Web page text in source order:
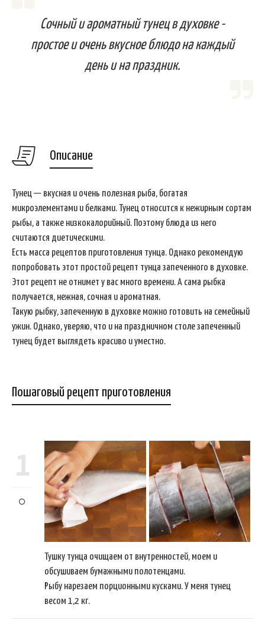
Сочный и ароматный тунец в духовке -
простое и очень вкусное блюдо на каждый
день и на праздник.
Описание
Тунец — вкусная и очень полезная рыба, богатая
микроэлементами и белками. Тунец относится к нежирным сортам
рыбы, а также низкокалорийный. Поэтому блюда из него
считаются диетическими.
Есть масса рецептов приготовления тунца. Однако рекомендую
попробовать этот простой рецепт тунца запеченного в духовке.
Этот рецепт не отнимет у вас много времени. А сама рыбка
получается, нежная, сочная и ароматная.
Такую рыбку, запеченную в духовке можно готовить на семейный
ужин. Однако, уверяю, что и на праздничном столе запеченный
тунец будет выглядеть красиво и уместно.
Пошаговый рецепт приготовления
1
Тушку тунца очищаем от внутренностей, моем и
обсушиваем бумажными полотенцами.
Рыбу нарезаем порционными кусками. У меня тунец
весом 1,2 кг.